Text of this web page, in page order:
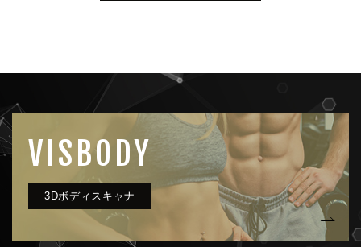
VISBODY